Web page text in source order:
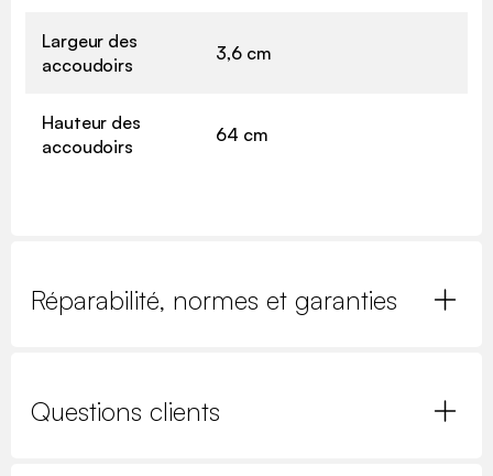
Largeur des
accoudoirs
3,6 cm
Hauteur des
accoudoirs
64 cm
Réparabilité, normes et garanties
Questions clients